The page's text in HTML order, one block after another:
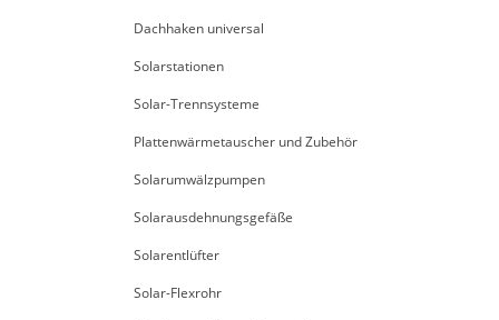
Dachhaken universal
Solarstationen
Solar-Trennsysteme
Plattenwärmetauscher und Zubehör
Solarumwälzpumpen
Solarausdehnungsgefäße
Solarentlüfter
Solar-Flexrohr